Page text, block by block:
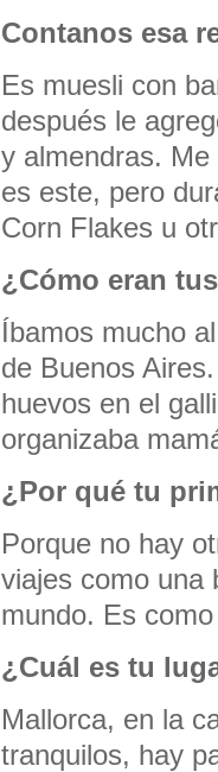
Contanos esa
Es muesli con
después le
y almendras.
es este, pero
Corn Flakes u
¿Cómo eran
Íbamos mucho
de Buenos
huevos en el
organizaba
¿Por qué tu
Porque no hay
viajes como una
mundo. Es
¿Cuál es tu
Mallorca, en la
tranquilos, hay